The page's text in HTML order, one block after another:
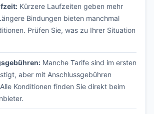
Kürzere Laufzeiten geben mehr
Bindungen bieten manchmal
Prüfen Sie, was zu Ihrer Situation
Manche Tarife sind im ersten
aber mit Anschlussgebühren
Konditionen finden Sie direkt beim